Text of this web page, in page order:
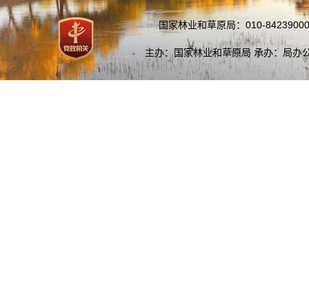
国家林业和草原局：010-
主办：国家林业和草原局 承办：局办